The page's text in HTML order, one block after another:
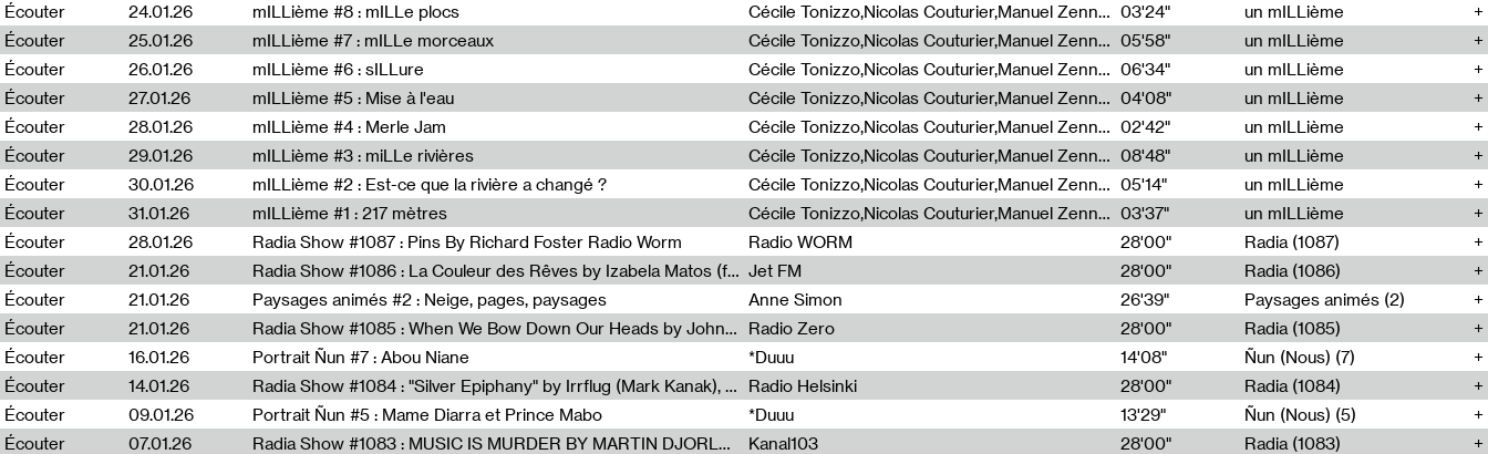
Écouter
24.01.26 mILLième #8 : mILLe plocs Cécile Tonizzo,Nicolas Couturier,Manuel Zenner,Aquila Lescene,Curtis Coco,Cyril Magnier 03'24"
un mILLième
Écouter
25.01.26 mILLième #7 : mILLe morceaux Cécile Tonizzo,Nicolas Couturier,Manuel Zenner,Aquila Lescene,Curtis Coco,Cyril Magnier 05'58"
un mILLième
Écouter
26.01.26 mILLième #6 : sILLure Cécile Tonizzo,Nicolas Couturier,Manuel Zenner,Aquila Lescene,Curtis Coco,Cyril Magnier 06'34"
un mILLième
Écouter
27.01.26 mILLième #5 : Mise à l'eau Cécile Tonizzo,Nicolas Couturier,Manuel Zenner,Aquila Lescene,Curtis Coco,Cyril Magnier 04'08"
un mILLième
Écouter
28.01.26 mILLième #4 : Merle Jam Cécile Tonizzo,Nicolas Couturier,Manuel Zenner,Aquila Lescene,Curtis Coco,Cyril Magnier 02'42"
un mILLième
Écouter
29.01.26 mILLième #3 : miLLe rivières Cécile Tonizzo,Nicolas Couturier,Manuel Zenner,Aquila Lescene,Curtis Coco,Cyril Magnier 08'48"
un mILLième
Écouter
30.01.26 mILLième #2 : Est-ce que la rivière a changé ? Cécile Tonizzo,Nicolas Couturier,Manuel Zenner,Aquila Lescene,Curtis Coco,Cyril Magnier 05'14"
un mILLième
Écouter
31.01.26 mILLième #1 : 217 mètres Cécile Tonizzo,Nicolas Couturier,Manuel Zenner,Aquila Lescene,Curtis Coco,Cyril Magnier 03'37"
un mILLième
Écouter
28.01.26 Radia Show #1087 : Pins By Richard Foster Radio Worm Radio WORM 28'00"
Radia (1087)
Écouter
21.01.26 Radia Show #1086 : La Couleur des Rêves by Izabela Matos (for Jet FM) Jet FM 28'00"
Radia (1086)
Écouter
21.01.26 Paysages animés #2 : Neige, pages, paysages Anne Simon 26'39"
Paysages animés (2)
Écouter
21.01.26 Radia Show #1085 : When We Bow Down Our Heads by John Roach (Radia edit, Rádio Zero) Radio Zero 28'00"
Radia (1085)
Écouter
16.01.26 Portrait Ñun #7 : Abou Niane *Duuu 14'08"
Ñun (Nous) (7)
Écouter
14.01.26 Radia Show #1084 : "Silver Epiphany" by Irrflug (Mark Kanak), featuring Jarboe and Blixa Bargeld (for Radio Helsinki) Radio Helsinki 28'00"
Radia (1084)
Écouter
09.01.26 Portrait Ñun #5 : Mame Diarra et Prince Mabo *Duuu 13'29"
Ñun (Nous) (5)
Écouter
07.01.26 Radia Show #1083 : MUSIC IS MURDER BY MARTIN DJORLEV (KANAL103) Kanal103 28'00"
Radia (1083)